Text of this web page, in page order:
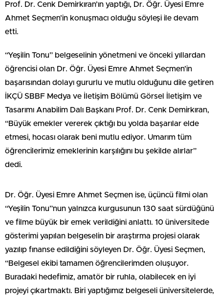
Prof. Dr. Cenk Demirkıran’ın yaptığı, Dr. Öğr. Üyesi Emre
Ahmet Seçmen’in konuşmacı olduğu söyleşi ile devam
etti.
“Yeşilin Tonu” belgeselinin yönetmeni ve önceki yıllardan
öğrencisi olan Dr. Öğr. Üyesi Emre Ahmet Seçmen’in
başarısından dolayı gururlu ve mutlu olduğunu dile getiren
İKÇÜ SBBF Medya ve İletişim Bölümü Görsel İletişim ve
Tasarımı Anabilim Dalı Başkanı Prof. Dr. Cenk Demirkıran,
“Büyük emekler vererek çıktığı bu yolda başarılar elde
etmesi, hocası olarak beni mutlu ediyor. Umarım tüm
öğrencilerimiz emeklerinin karşılığını bu şekilde alırlar”
dedi.
Dr. Öğr. Üyesi Emre Ahmet Seçmen ise, üçüncü filmi olan
“Yeşilin Tonu”nun yalnızca kurgusunun 130 saat sürdüğünü
ve filme büyük bir emek verildiğini anlattı. 10 üniversitede
gösterimi yapılan belgeselin bir araştırma projesi olarak
yazılıp fınanse edildiğini söyleyen Dr. Öğr. Üyesi Seçmen,
“Belgesel ekibi tamamen öğrencilerimden oluşuyor.
Buradaki hedefimiz, amatör bir ruhla, olabilecek en iyi
projeyi çıkartmaktı. Biri yaptığımız belgeseli üniversitelerde,